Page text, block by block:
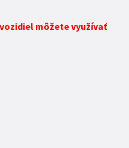
môžete využívať